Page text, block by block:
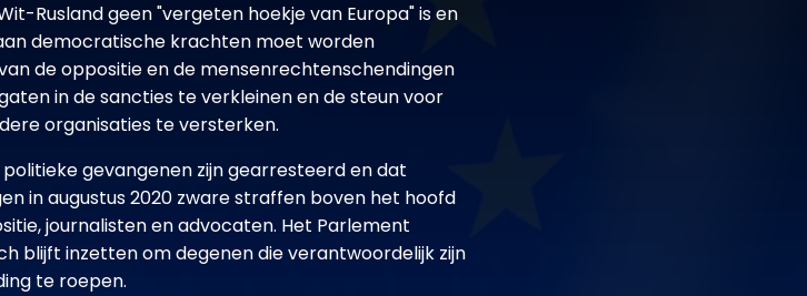
Rusland geen "vergeten hoekje van Europa" is en
democratische krachten moet worden
de oppositie en de mensenrechtenschendingen
in de sancties te verkleinen en de steun voor
organisaties te versterken.
gevangenen zijn gearresteerd en dat
in augustus 2020 zware straffen boven het hoofd
journalisten en advocaten. Het Parlement
blijft inzetten om degenen die verantwoordelijk zijn
te roepen.